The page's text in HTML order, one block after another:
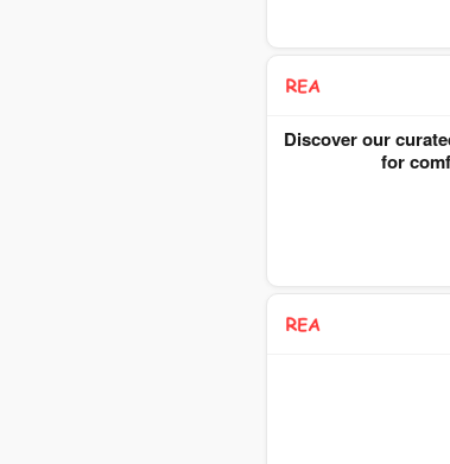
Discover our
for